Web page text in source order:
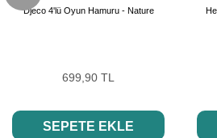
Djeco 4'lü Oyun Hamuru - Nature
699,90 TL
SEPETE EKLE